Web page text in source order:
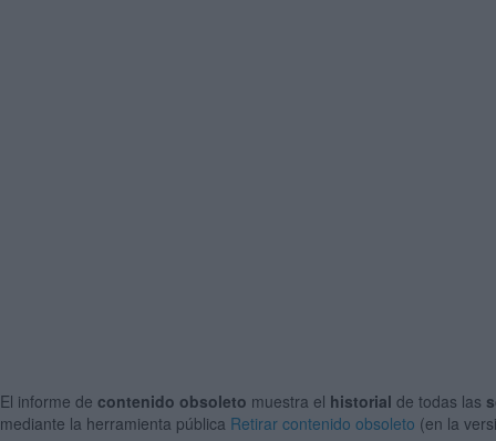
El informe de contenido obsoleto muestra el historial de todas las
mediante la herramienta pública Retirar contenido obsoleto (en la